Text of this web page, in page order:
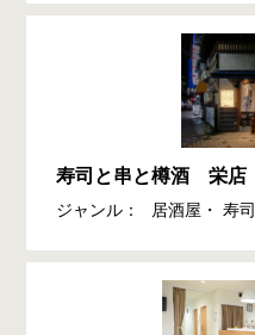
寿司と串と樽酒 栄店
ジャンル： 居酒屋・ 寿司